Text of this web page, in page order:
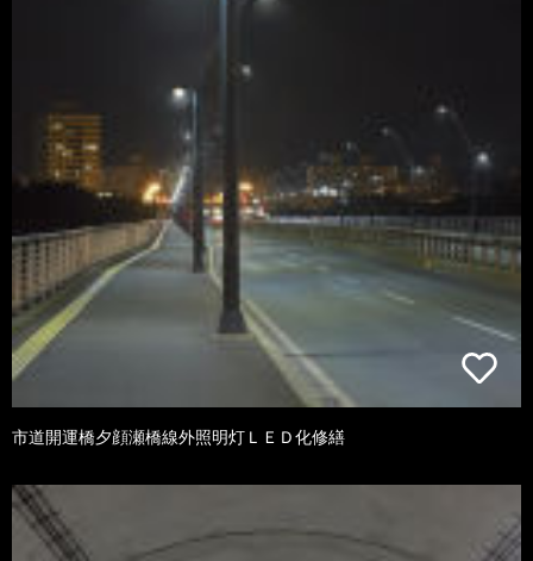
市道開運橋夕顔瀬橋線外照明灯ＬＥＤ化修繕